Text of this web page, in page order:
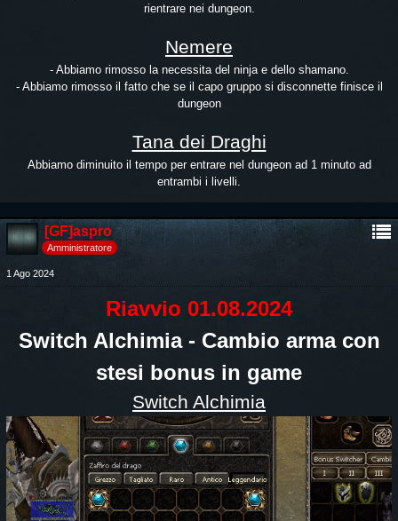
rientrare nei dungeon.
Nemere
- Abbiamo rimosso la necessita del ninja e dello shamano.
- Abbiamo rimosso il fatto che se il capo gruppo si disconnette finisce il
dungeon
Tana dei Draghi
Abbiamo diminuito il tempo per entrare nel dungeon ad 1 minuto ad
entrambi i livelli.
[GF]aspro
Amministratore
1 Ago 2024
Riavvio 01.08.2024
Switch Alchimia - Cambio arma con
stesi bonus in game
Switch Alchimia